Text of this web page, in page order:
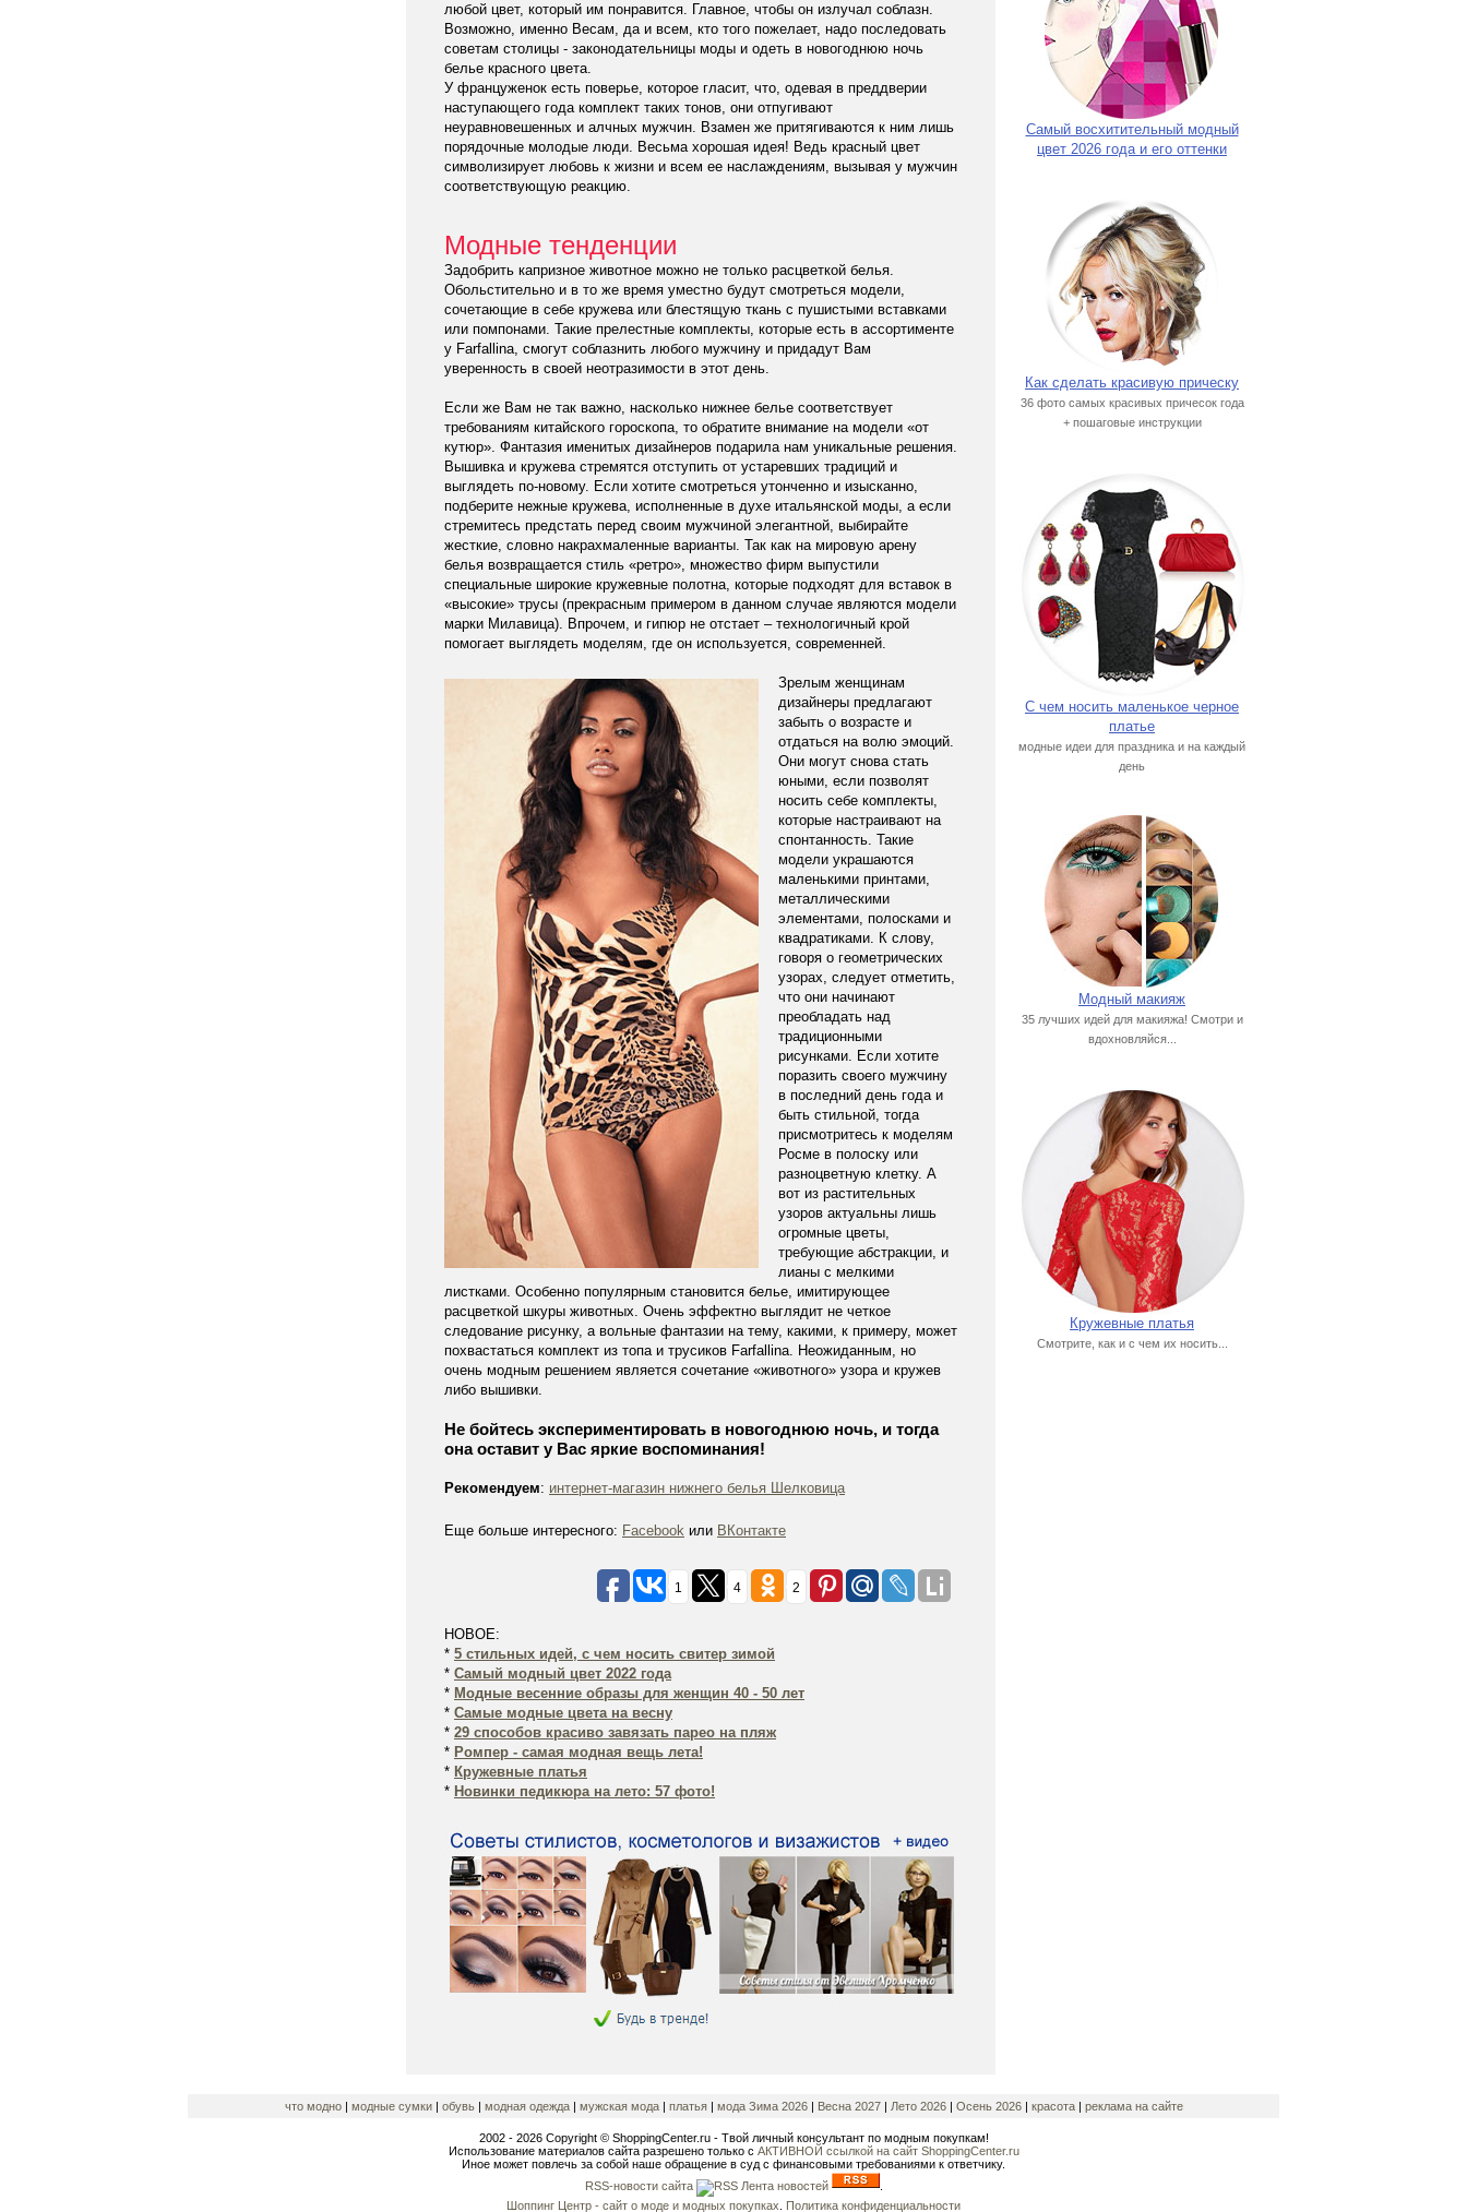
любой цвет, который им понравится. Главное, чтобы он излучал соблазн.
Возможно, именно Весам, да и всем, кто того пожелает, надо последовать
советам столицы - законодательницы моды и одеть в новогоднюю ночь
белье красного цвета.
У француженок есть поверье, которое гласит, что, одевая в преддверии
наступающего года комплект таких тонов, они отпугивают
неуравновешенных и алчных мужчин. Взамен же притягиваются к ним лишь
порядочные молодые люди. Весьма хорошая идея! Ведь красный цвет
символизирует любовь к жизни и всем ее наслаждениям, вызывая у мужчин
соответствующую реакцию.
Модные тенденции
Задобрить капризное животное можно не только расцветкой белья.
Обольстительно и в то же время уместно будут смотреться модели,
сочетающие в себе кружева или блестящую ткань с пушистыми вставками
или помпонами. Такие прелестные комплекты, которые есть в ассортименте
у Farfallina, смогут соблазнить любого мужчину и придадут Вам
уверенность в своей неотразимости в этот день.
Если же Вам не так важно, насколько нижнее белье соответствует
требованиям китайского гороскопа, то обратите внимание на модели «от
кутюр». Фантазия именитых дизайнеров подарила нам уникальные решения.
Вышивка и кружева стремятся отступить от устаревших традиций и
выглядеть по-новому. Если хотите смотреться утонченно и изысканно,
подберите нежные кружева, исполненные в духе итальянской моды, а если
стремитесь предстать перед своим мужчиной элегантной, выбирайте
жесткие, словно накрахмаленные варианты. Так как на мировую арену
белья возвращается стиль «ретро», множество фирм выпустили
специальные широкие кружевные полотна, которые подходят для вставок в
«высокие» трусы (прекрасным примером в данном случае являются модели
марки Милавица). Впрочем, и гипюр не отстает – технологичный крой
помогает выглядеть моделям, где он используется, современней.
Зрелым женщинам
дизайнеры предлагают
забыть о возрасте и
отдаться на волю эмоций.
Они могут снова стать
юными, если позволят
носить себе комплекты,
которые настраивают на
спонтанность. Такие
модели украшаются
маленькими принтами,
металлическими
элементами, полосками и
квадратиками. К слову,
говоря о геометрических
узорах, следует отметить,
что они начинают
преобладать над
традиционными
рисунками. Если хотите
поразить своего мужчину
в последний день года и
быть стильной, тогда
присмотритесь к моделям
Росме в полоску или
разноцветную клетку. А
вот из растительных
узоров актуальны лишь
огромные цветы,
требующие абстракции, и
лианы с мелкими
листками. Особенно популярным становится белье, имитирующее
расцветкой шкуры животных. Очень эффектно выглядит не четкое
следование рисунку, а вольные фантазии на тему, какими, к примеру, может
похвастаться комплект из топа и трусиков Farfallina. Неожиданным, но
очень модным решением является сочетание «животного» узора и кружев
либо вышивки.
Не бойтесь экспериментировать в новогоднюю ночь, и тогда
она оставит у Вас яркие воспоминания!
Рекомендуем: интернет-магазин нижнего белья Шелковица
Еще больше интересного: Facebook или ВКонтакте
1 4 2
НОВОЕ:
* 5 стильных идей, с чем носить свитер зимой
* Самый модный цвет 2022 года
* Модные весенние образы для женщин 40 - 50 лет
* Самые модные цвета на весну
* 29 способов красиво завязать парео на пляж
* Ромпер - самая модная вещь лета!
* Кружевные платья
* Новинки педикюра на лето: 57 фото!
Самый восхитительный модный
цвет 2026 года и его оттенки
Как сделать красивую прическу
36 фото самых красивых причесок года
+ пошаговые инструкции
С чем носить маленькое черное
платье
модные идеи для праздника и на каждый
день
Модный макияж
35 лучших идей для макияжа! Смотри и
вдохновляйся...
Кружевные платья
Смотрите, как и с чем их носить...
что модно| модные сумки | обувь| модная одежда | мужская мода | платья| мода Зима 2026| Весна 2027| Лето 2026| Осень 2026| красота| реклама на сайте
2002 - 2026 Copyright © ShoppingCenter.ru - Твой личный консультант по модным покупкам!
Использование материалов сайта разрешено только с АКТИВНОЙ ссылкой на сайт ShoppingCenter.ru
Иное может повлечь за собой наше обращение в суд с финансовыми требованиями к ответчику.
RSS-новости сайта
.
Шоппинг Центр - сайт о моде и модных покупках
Политика конфиденциальности